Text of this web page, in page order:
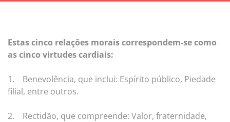
Estas cinco relações morais correspondem-se como
as cinco virtudes cardiais:
1.
Benevolência, que inclui: Espírito público, Piedade
filial, entre outros.
2.
Rectidão, que compreende: Valor, fraternidade,